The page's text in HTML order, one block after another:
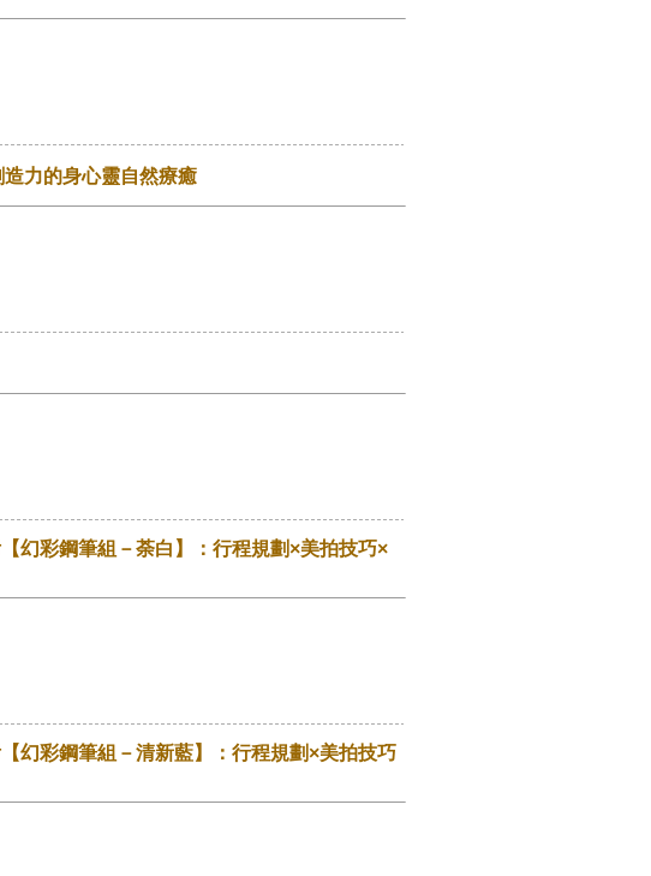
力的身心靈自然療癒
幻彩鋼筆組－荼白】：行程規劃×美拍技巧×
幻彩鋼筆組－清新藍】：行程規劃×美拍技巧